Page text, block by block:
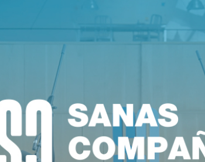
SALA DE PRENSA